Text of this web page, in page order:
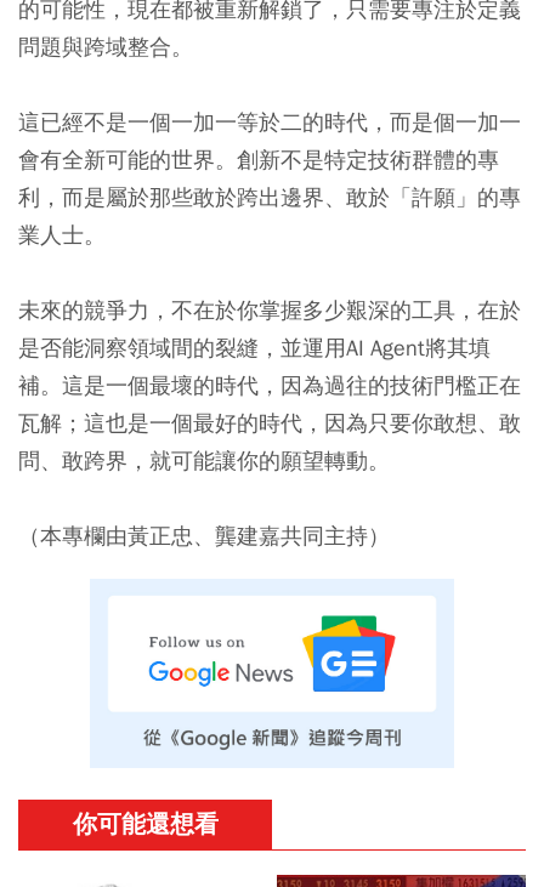
的可能性，現在都被重新解鎖了，只需要專注於定義
問題與跨域整合。
這已經不是一個一加一等於二的時代，而是個一加一
會有全新可能的世界。創新不是特定技術群體的專
利，而是屬於那些敢於跨出邊界、敢於「許願」的專
業人士。
未來的競爭力，不在於你掌握多少艱深的工具，在於
是否能洞察領域間的裂縫，並運用AI Agent將其填
補。這是一個最壞的時代，因為過往的技術門檻正在
瓦解；這也是一個最好的時代，因為只要你敢想、敢
問、敢跨界，就可能讓你的願望轉動。
（本專欄由黃正忠、龔建嘉共同主持）